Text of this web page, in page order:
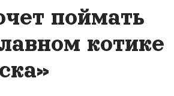
поймать
котике